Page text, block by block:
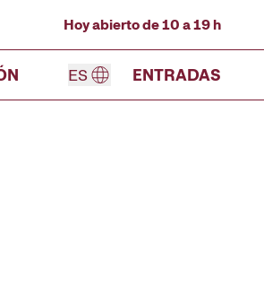
Hoy abierto de 10 a 19 h
ES ENTRADAS